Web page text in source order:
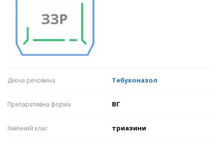
Діюча речовина Тебуконазол
Препаративна форма ВГ
Хімічний клас триазини